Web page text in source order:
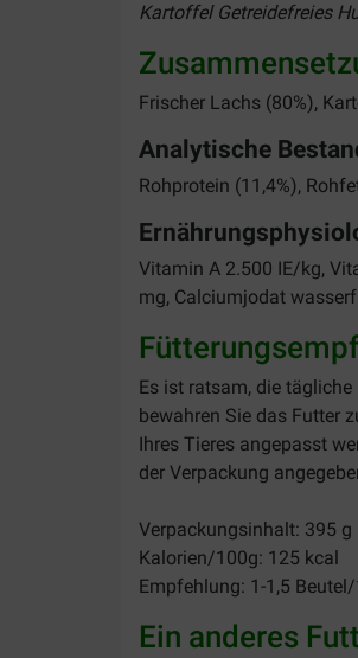
Kartoffel Getreidefreies
Frischer Lachs (80%),
Analytische
Rohprotein (11,4%),
Vitamin A 2.500 IE/kg,
mg, Calciumjodat
Es ist ratsam, die
bewahren Sie das Futter
Ihres Tieres angepasst
der Verpackung
Verpackungsinhalt: 395 g
Kalorien/100g: 125 kcal
Empfehlung: 1-1,5
Ein anderes